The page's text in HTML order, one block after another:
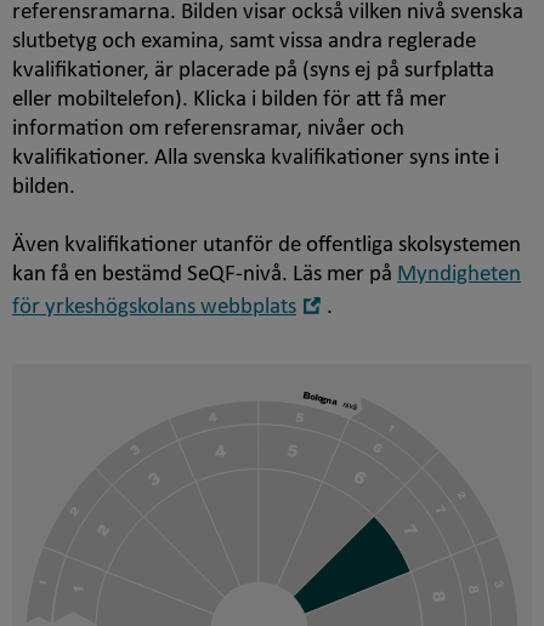
referensramarna. Bilden visar också vilken nivå svenska
slutbetyg och examina, samt vissa andra reglerade
kvalifikationer, är placerade på (syns ej på surfplatta
eller mobiltelefon). Klicka i bilden för att få mer
information om referensramar, nivåer och
kvalifikationer. Alla svenska kvalifikationer syns inte i
bilden.
Även kvalifikationer utanför de offentliga skolsystemen
kan få en bestämd SeQF-nivå. Läs mer på Myndigheten
för yrkeshögskolans webbplats
.
Bologna nivå